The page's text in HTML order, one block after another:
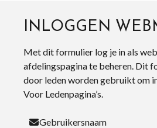
INLOGGEN
Met dit formulier log je in als
afdelingspagina te beheren. Dit
door leden worden gebruikt om
Voor Ledenpagina’s.
Gebruikersnaam